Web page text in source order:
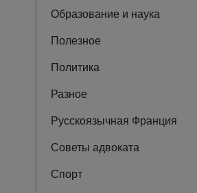
Образование и наука
Полезное
Политика
Разное
Русскоязычная Франция
Советы адвоката
Спорт